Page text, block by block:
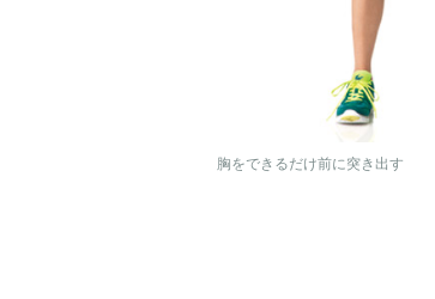
胸をできるだけ前に突き出す